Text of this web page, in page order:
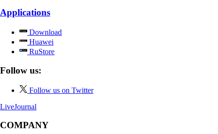
Applications
Download
Huawei
RuStore
Follow us:
Follow us on Twitter
LiveJournal
COMPANY